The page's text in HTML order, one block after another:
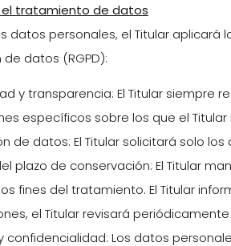
el tratamiento de datos
datos personales, el Titular
datos (RGPD):
y transparencia: El Titular
específicos sobre los que el
de datos: El Titular solicitará solo
plazo de conservación: El Titular
fines del tratamiento. El Titular
el Titular revisará
confidencialidad: Los datos